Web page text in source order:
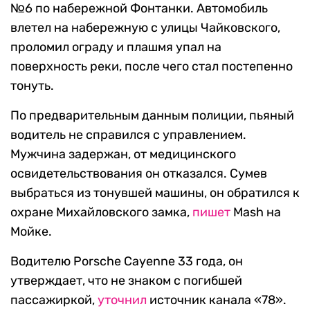
№6 по набережной Фонтанки. Автомобиль
влетел на набережную с улицы Чайковского,
проломил ограду и плашмя упал на
поверхность реки, после чего стал постепенно
тонуть.
По предварительным данным полиции, пьяный
водитель не справился с управлением.
Мужчина задержан, от медицинского
освидетельствования он отказался. Сумев
выбраться из тонувшей машины, он обратился к
охране Михайловского замка, пишет Mash на
Мойке.
Водителю Porsche Cayenne 33 года, он
утверждает, что не знаком с погибшей
пассажиркой,уточнил источник канала «78».